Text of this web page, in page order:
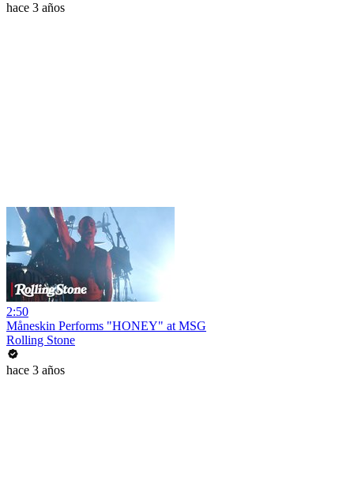
hace 3 años
2:50
Måneskin Performs "HONEY" at MSG
Rolling Stone
hace 3 años